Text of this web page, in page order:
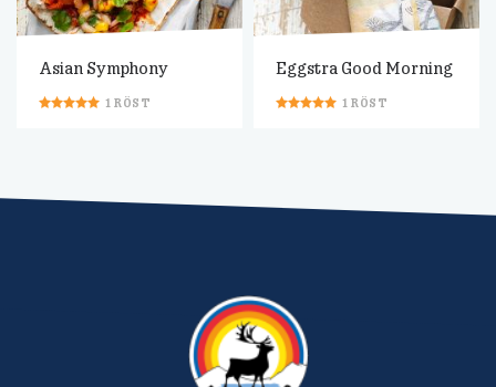
Asian Symphony
1 RÖST
Eggstra Good Morning
1 RÖST